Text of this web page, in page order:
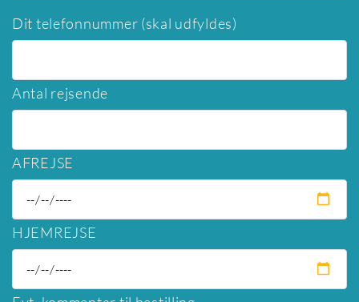
Dit telefonnummer (skal udfyldes)
Antal rejsende
AFREJSE
HJEMREJSE